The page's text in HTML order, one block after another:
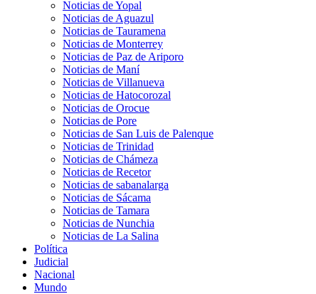
Noticias de Yopal
Noticias de Aguazul
Noticias de Tauramena
Noticias de Monterrey
Noticias de Paz de Ariporo
Noticias de Maní
Noticias de Villanueva
Noticias de Hatocorozal
Noticias de Orocue
Noticias de Pore
Noticias de San Luis de Palenque
Noticias de Trinidad
Noticias de Chámeza
Noticias de Recetor
Noticias de sabanalarga
Noticias de Sácama
Noticias de Tamara
Noticias de Nunchia
Noticias de La Salina
Política
Judicial
Nacional
Mundo